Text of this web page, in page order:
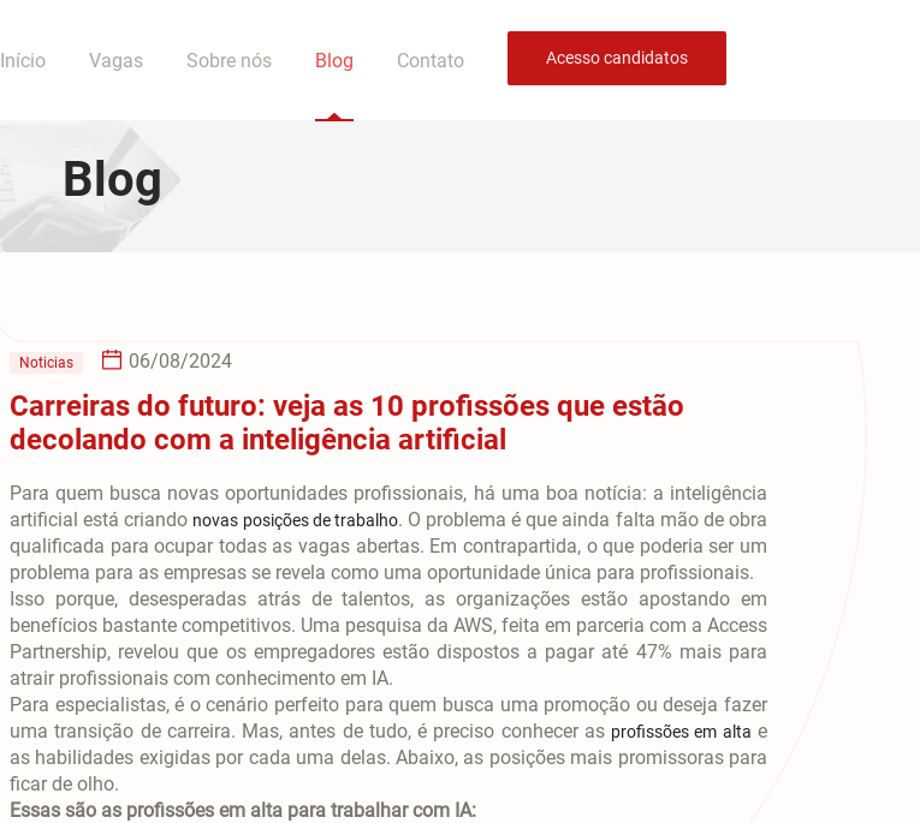
Início Vagas Sobre nós Blog Contato Acesso candidatos
Blog
Noticias 06/08/2024
Carreiras do futuro: veja as 10 profissões que estão
decolando com a inteligência artificial
Para quem busca novas oportunidades profissionais, há uma boa notícia: a inteligência
artificial está criando novas posições de trabalho. O problema é que ainda falta mão de obra
qualificada para ocupar todas as vagas abertas. Em contrapartida, o que poderia ser um
problema para as empresas se revela como uma oportunidade única para profissionais.
Isso porque, desesperadas atrás de talentos, as organizações estão apostando em
benefícios bastante competitivos. Uma pesquisa da AWS, feita em parceria com a Access
Partnership, revelou que os empregadores estão dispostos a pagar até 47% mais para
atrair profissionais com conhecimento em IA.
Para especialistas, é o cenário perfeito para quem busca uma promoção ou deseja fazer
uma transição de carreira. Mas, antes de tudo, é preciso conhecer as profissões em alta e
as habilidades exigidas por cada uma delas. Abaixo, as posições mais promissoras para
ficar de olho.
Essas são as profissões em alta para trabalhar com IA: